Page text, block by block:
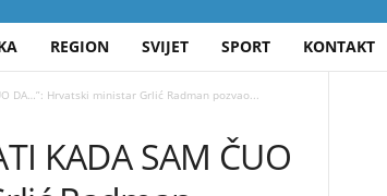
REGION SVIJET SPORT KONTAKT
DA…”: Hrvatski ministar Grlić Radman pozvao...
KADA SAM ČUO